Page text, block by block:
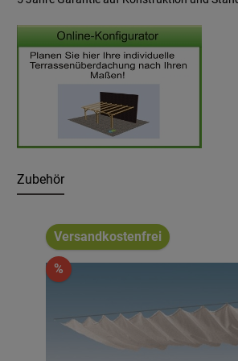
Zubehör
Versandkostenfrei
%